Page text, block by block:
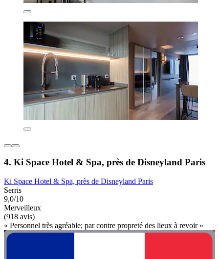
4. Ki Space Hotel & Spa, près de Disneyland Paris
Ki Space Hotel & Spa, près de Disneyland Paris
Serris
9,0/10
Merveilleux
(918 avis)
« Personnel très agréable; par contre propreté des lieux à revoir »